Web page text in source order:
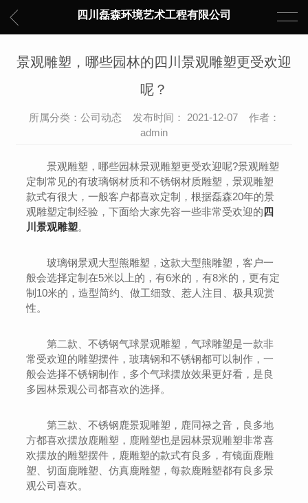
四川磊森环境艺术工程有限公司
景观雕塑，哪些园林的四川景观雕塑更受欢迎
呢？
所属分类：公司动态 发布时间： 2021-12-07 作者：
admin
景观雕塑，哪些园林景观雕塑更受欢迎呢?景观雕塑
定制常见的有玻璃钢材质和不锈钢材质雕塑，景观雕塑
款式有很大，一般客户都喜欢定制，根据磊森20年的景
观雕塑定制经验，下面给大家先容一些非常受欢迎的四
川景观雕塑。
玻璃钢景观大型熊雕塑，这款大型熊雕塑，客户一
般会选择定制在5米以上的，有6米的，有8米的，更有定
制10米的，造型简约、做工细致、惹人注目、极具观赏
性。
第二款、不锈钢气球景观雕塑，气球雕塑是一款非
常受欢迎的雕塑摆件，玻璃钢和不锈钢都可以制作，一
般会选择不锈钢制作，多个气球摆放效果更好看，是良
多园林景观公司都喜欢的选择。
第三款、不锈钢鹿景观雕塑，鹿同禄之音，良多地
方都喜欢摆放鹿雕塑，鹿雕塑也是园林景观雕塑非常喜
欢摆放的雕塑摆件，鹿雕塑的款式有良多，有镜面鹿雕
塑、切面鹿雕塑、仿真鹿雕塑，每款鹿雕塑都有良多景
观公司喜欢。